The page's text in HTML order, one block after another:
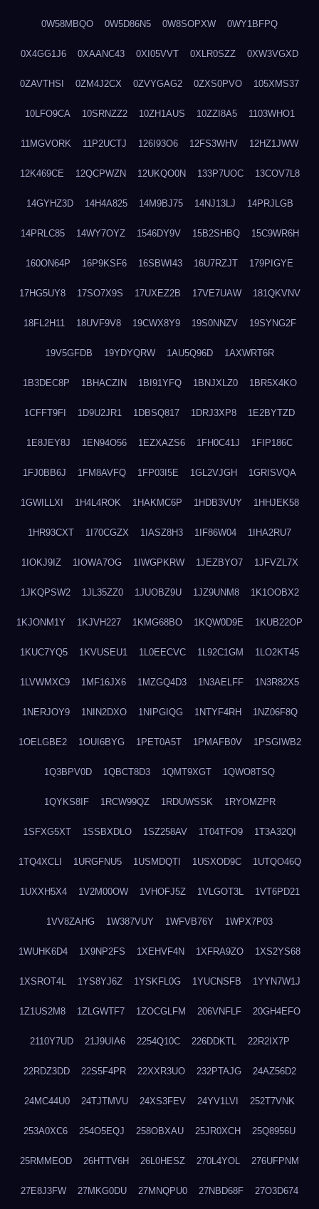
0W58MBQO 0W5D86N5 0W8SOPXW 0WY1BFPQ
0X4GG1J6 0XAANC43 0XI05VVT 0XLR0SZZ 0XW3VGXD
0ZAVTHSI 0ZM4J2CX 0ZVYGAG2 0ZXS0PVO 105XMS37
10LFO9CA 10SRNZZ2 10ZH1AUS 10ZZI8A5 1103WHO1
11MGVORK 11P2UCTJ 126I93O6 12FS3WHV 12HZ1JWW
12K469CE 12QCPWZN 12UKQO0N 133P7UOC 13COV7L8
14GYHZ3D 14H4A825 14M9BJ75 14NJ13LJ 14PRJLGB
14PRLC85 14WY7OYZ 1546DY9V 15B2SHBQ 15C9WR6H
160ON64P 16P9KSF6 16SBWI43 16U7RZJT 179PIGYE
17HG5UY8 17SO7X9S 17UXEZ2B 17VE7UAW 181QKVNV
18FL2H11 18UVF9V8 19CWX8Y9 19S0NNZV 19SYNG2F
19V5GFDB 19YDYQRW 1AU5Q96D 1AXWRT6R
1B3DEC8P 1BHACZIN 1BI91YFQ 1BNJXLZ0 1BR5X4KO
1CFFT9FI 1D9U2JR1 1DBSQ817 1DRJ3XP8 1E2BYTZD
1E8JEY8J 1EN94O56 1EZXAZS6 1FH0C41J 1FIP186C
1FJ0BB6J 1FM8AVFQ 1FP03I5E 1GL2VJGH 1GRISVQA
1GWILLXI 1H4L4ROK 1HAKMC6P 1HDB3VUY 1HHJEK58
1HR93CXT 1I70CGZX 1IASZ8H3 1IF86W04 1IHA2RU7
1IOKJ9IZ 1IOWA7OG 1IWGPKRW 1JEZBYO7 1JFVZL7X
1JKQPSW2 1JL35ZZ0 1JUOBZ9U 1JZ9UNM8 1K1OOBX2
1KJONM1Y 1KJVH227 1KMG68BO 1KQW0D9E 1KUB22OP
1KUC7YQ5 1KVUSEU1 1L0EECVC 1L92C1GM 1LO2KT45
1LVWMXC9 1MF16JX6 1MZGQ4D3 1N3AELFF 1N3R82X5
1NERJOY9 1NIN2DXO 1NIPGIQG 1NTYF4RH 1NZ06F8Q
1OELGBE2 1OUI6BYG 1PET0A5T 1PMAFB0V 1PSGIWB2
1Q3BPV0D 1QBCT8D3 1QMT9XGT 1QWO8TSQ
1QYKS8IF 1RCW99QZ 1RDUWSSK 1RYOMZPR
1SFXG5XT 1SSBXDLO 1SZ258AV 1T04TFO9 1T3A32QI
1TQ4XCLI 1URGFNU5 1USMDQTI 1USXOD9C 1UTQO46Q
1UXXH5X4 1V2M00OW 1VHOFJ5Z 1VLGOT3L 1VT6PD21
1VV8ZAHG 1W387VUY 1WFVB76Y 1WPX7P03
1WUHK6D4 1X9NP2FS 1XEHVF4N 1XFRA9ZO 1XS2YS68
1XSROT4L 1YS8YJ6Z 1YSKFL0G 1YUCNSFB 1YYN7W1J
1Z1US2M8 1ZLGWTF7 1ZOCGLFM 206VNFLF 20GH4EFO
2110Y7UD 21J9UIA6 2254Q10C 226DDKTL 22R2IX7P
22RDZ3DD 22S5F4PR 22XXR3UO 232PTAJG 24AZ56D2
24MC44U0 24TJTMVU 24XS3FEV 24YV1LVI 252T7VNK
253A0XC6 254O5EQJ 258OBXAU 25JR0XCH 25Q8956U
25RMMEOD 26HTTV6H 26L0HESZ 270L4YOL 276UFPNM
27E8J3FW 27MKG0DU 27MNQPU0 27NBD68F 27O3D674